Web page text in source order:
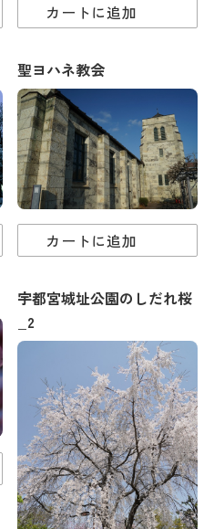
カートに追加
聖ヨハネ教会
カートに追加
宇都宮城址公園のしだれ桜
_2